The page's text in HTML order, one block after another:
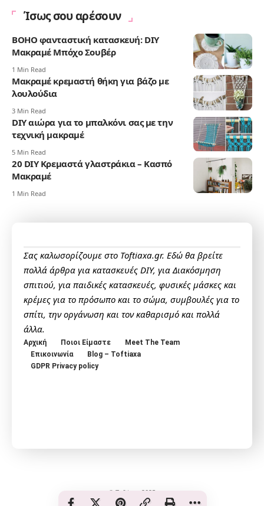
Ίσως σου αρέσουν
BOHO φανταστική κατασκευή: DIY
Μακραμέ Μπόχο Σουβέρ
1 Min Read
Μακραμέ κρεμαστή θήκη για βάζο με
λουλούδια
3 Min Read
DIY αιώρα για το μπαλκόνι σας με την
τεχνική μακραμέ
5 Min Read
20 DIY Κρεμαστά γλαστράκια – Κασπό
Μακραμέ
1 Min Read
Σας καλωσορίζουμε στο Toftiaxa.gr. Εδώ θα βρείτε
πολλά άρθρα για κατασκευές DIY, για Διακόσμηση
σπιτιού, για παιδικές κατασκευές, φυσικές μάσκες και
κρέμες για το πρόσωπο και το σώμα, συμβουλές για το
σπίτι, την οργάνωση και τον καθαρισμό και πολλά
άλλα.
Αρχική Ποιοι Είμαστε
Meet The Team
Επικοινωνία
Blog – Toftiaxa
GDPR Privacy policy
© Toftiaxa 2025